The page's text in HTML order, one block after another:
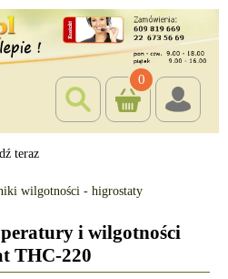
0
teraz
wilgotności - higrostaty
i wilgotności
THC-220